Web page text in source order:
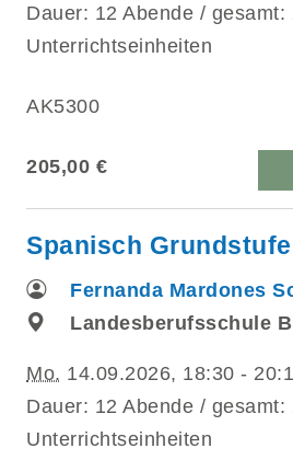
Dauer: 12 Abende / gesamt:
Unterrichtseinheiten
AK5300
205,00 €
Spanisch
Fernanda Mardones
Landesberufsschule
Mo. 14.09.2026, 18:30 -
Dauer: 12 Abende / gesamt:
Unterrichtseinheiten